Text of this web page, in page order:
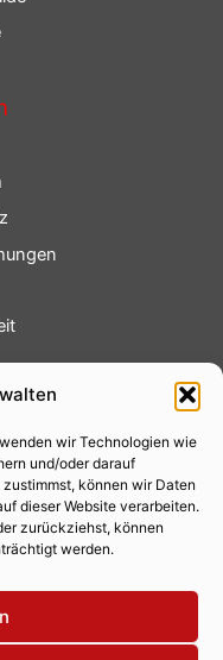
wir Technologien wie
und/oder darauf
können wir Daten
dieser Website verarbeiten.
zurückziehst, können
werden.